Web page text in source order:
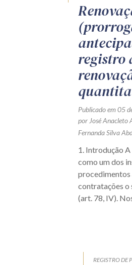
registro
Publicado em 05
por José Anacleto
Fernanda Silva
1. Introdução
como um dos
procedimentos
contratações o
(art. 78, IV).
REGISTRO DE